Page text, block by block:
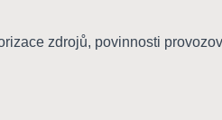
zdrojů, povinnosti